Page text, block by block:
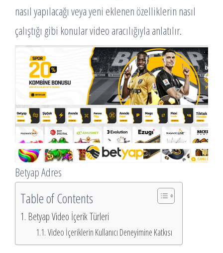
nasıl yapılacağı veya yeni eklenen özelliklerin nasıl
çalıştığı gibi konular video aracılığıyla anlatılır.
Betyap Adres
Table of Contents
Betyap Video İçerik Türleri
Video İçeriklerin Kullanıcı Deneyimine Katkısı